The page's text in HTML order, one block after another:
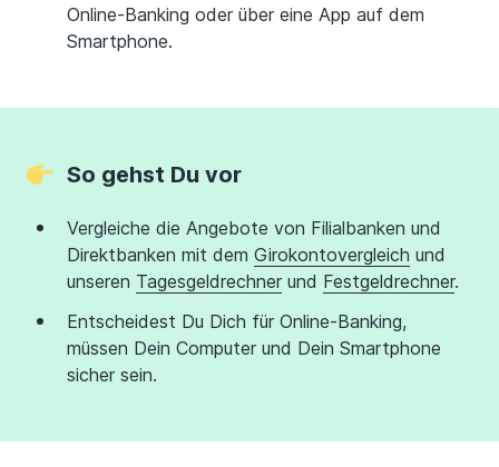
Online-Banking oder über eine App auf dem
Smartphone.
So gehst Du vor
Vergleiche die Angebote von Filialbanken und
Direktbanken mit dem Girokontovergleich und
unseren Tagesgeldrechner und Festgeldrechner.
Entscheidest Du Dich für Online-Banking,
müssen Dein Computer und Dein Smartphone
sicher sein.